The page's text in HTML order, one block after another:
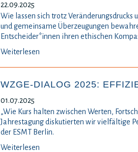
22.09.2025
Wie lassen sich trotz
und gemeinsame Überzeugungen
Entscheider*innen ihren ethischen
Weiterlesen
WZGE-DIALOG 2025:
01.07.2025
„Wie Kurs halten zwischen Werten,
Jahrestagung diskutierten wir vielfältige
der ESMT Berlin.
Weiterlesen